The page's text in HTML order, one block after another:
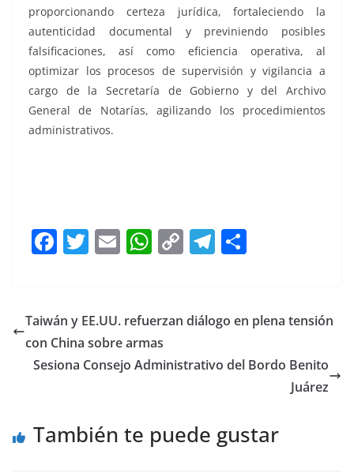
proporcionando certeza jurídica, fortaleciendo la
autenticidad documental y previniendo posibles
falsificaciones, así como eficiencia operativa, al
optimizar los procesos de supervisión y vigilancia a
cargo de la Secretaría de Gobierno y del Archivo
General de Notarías, agilizando los procedimientos
administrativos.
F
e
b
o
T
er
E
l
W
s
A
p
C
y
n
T
gr
m
e
Taiwán y EE.UU. refuerzan diálogo en plena tensión
con China sobre armas
Sesiona Consejo Administrativo del Bordo Benito
Juárez
También te puede gustar